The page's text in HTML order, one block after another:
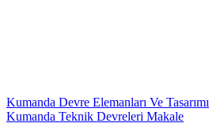
Kumanda Devre Elemanları Ve Tasarımı
Kumanda Teknik Devreleri Makale